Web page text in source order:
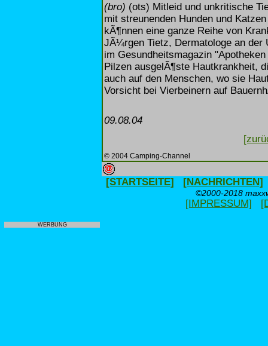
WERBUNG
(bro) (ots) Mitleid und unkritische
mit streunenden Hunden und
kÃ¶nnen eine ganze Reihe von
JÃ¼rgen Tietz, Dermatologe an
im Gesundheitsmagazin
Pilzen ausgelÃ¶ste Hautkrankheit,
auch auf den Menschen, wo sie
Vorsicht bei Vierbeinern auf
09.08.04
© 2004 Camping-Channel
[STARTSEITE] [NACHRICHTEN]
©2000-2018
[IMPRESSUM]